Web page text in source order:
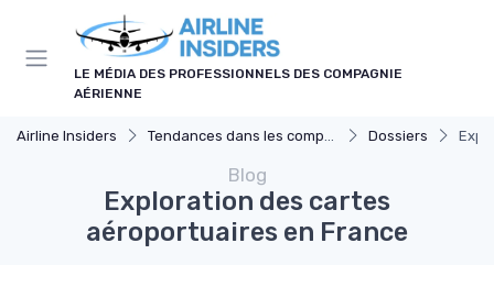
LE MÉDIA DES PROFESSIONNELS DES COMPAGNIE
AÉRIENNE
Airline Insiders Tendances dans les compagnies aériennes Dossiers
Blog
Exploration des cartes
aéroportuaires en France
Panneau de gestion des cookies